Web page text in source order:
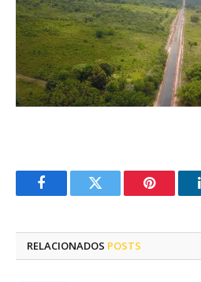
FacebookTwitter Pinterest
RELACIONADOS POSTS